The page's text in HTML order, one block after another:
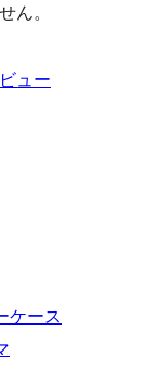
ん。
ュー
ケース